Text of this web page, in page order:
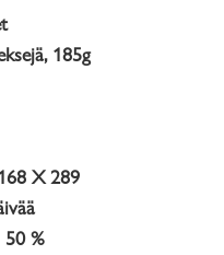
185g
X 289
50 %